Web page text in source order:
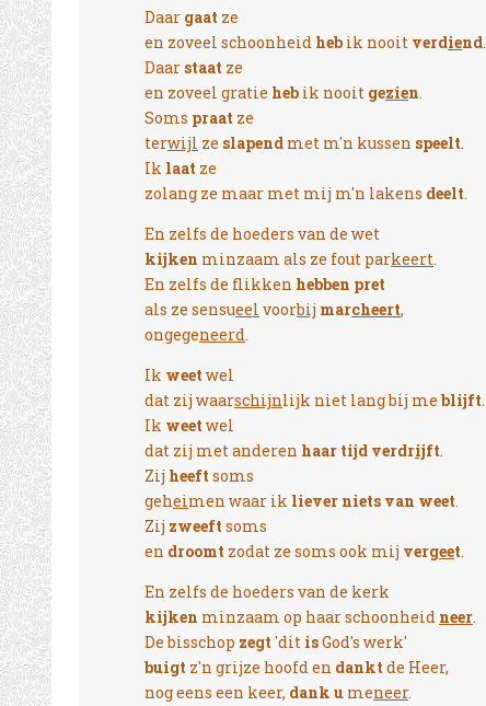
Daar gaat ze
en zoveel schoonheidheb ik nooit verdiend.
Daar staat ze
en zoveel gratie heb ik nooit gezien.
Soms praat ze
terwijl ze slapend met m'n kussen speelt.
Ik laat ze
zolang ze maar met mij m'n lakens deelt.
En zelfs de hoeders van de wet
kijken minzaam als ze fout parkeert.
En zelfs de flikken hebben pret
als ze sensueel voorbij marcheert,
ongegeneerd.
Ik weet wel
dat zij waarschijnlijk niet lang bij me blijft.
Ik weet wel
dat zij met anderen haar tijd verdrijft.
Zij heeft soms
geheimen waar ik liever niets van weet.
Zij zweeft soms
en droomt zodat ze soms ook mij vergeet.
En zelfs de hoeders van de kerk
kijken minzaam op haar schoonheid neer.
De bisschop zegt 'ditisGod's werk'
buigt z'n grijze hoofd en dankt de Heer,
nog eens een keer, dank u meneer.